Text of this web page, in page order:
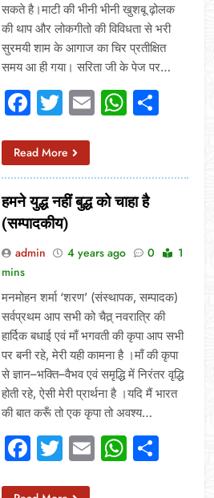
सकते है।माटी की भीनी भीनी खुशबू ढ़ोलक
की थाप और लोकगीतो की विविधता से भरी
सुरमयी शाम के आगाज का चिर प्रतीक्षित
समय आ ही गया। सरिता जी के पेज पर…
Facebook
Twitter
Email
Read More
हमने युद्ध नहीं बुद्ध को चाहा है
(सम्पादकीय)
admin 4 years ago 0
1
mins
मनमोहन शर्मा ‘शरण’ (संस्थापक, सम्पादक)
सर्वप्रथम आप सभी को चैत्र् नवरात्रि की
हार्दिक बधाई एवं माँ भगवती की कृपा आप सभी
पर बनी रहे, मेरी यही कामना है ।माँ की कृपा
से ज्ञान–भक्ति–वैभव एवं समृद्धि में निरंतर वृद्धि
होती रहे, ऐसी मेरी प्रार्थना है ।यदि मैं भारत
की बात करूँ तो एक कृपा तो अवश्य…
Facebook
Twitter
Email